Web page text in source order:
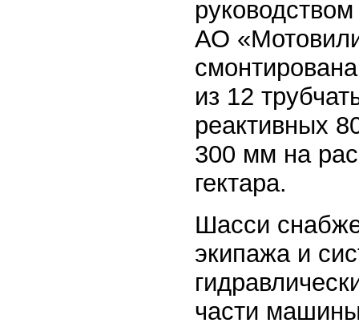
АО
из 12
реактивных
300 мм на
гектара.
Шасси
экипажа и
части